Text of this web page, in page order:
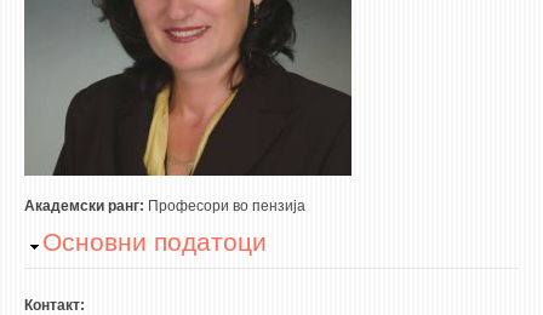
WATERBRIDGING
CIRASIM
ENERGET
AIR QUALITY MODELLING
АКТИ
АКТИ
Академски ранг: Професори во пензија
Hide
Основни податоци
Контакт: